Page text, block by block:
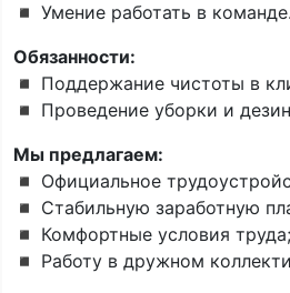
◾️ Умение работать в команде.
Обязанности:
◾️ Поддержание чистоты в
◾️ Проведение уборки и
Мы предлагаем:
◾️ Официальное
◾️ Стабильную заработную
◾️ Комфортные условия труда;
◾️ Работу в дружном